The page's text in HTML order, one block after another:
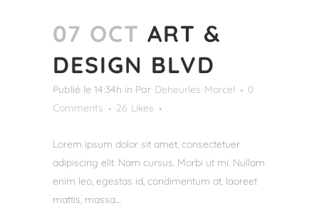
07 OCT ART &
DESIGN BLVD
Publié le 14:34h in Par Deheurles-Marcel
0
Comments
26 Likes
Lorem ipsum dolor sit amet, consectetuer
adipiscing elit. Nam cursus. Morbi ut mi. Nullam
enim leo, egestas id, condimentum at, laoreet
mattis, massa....